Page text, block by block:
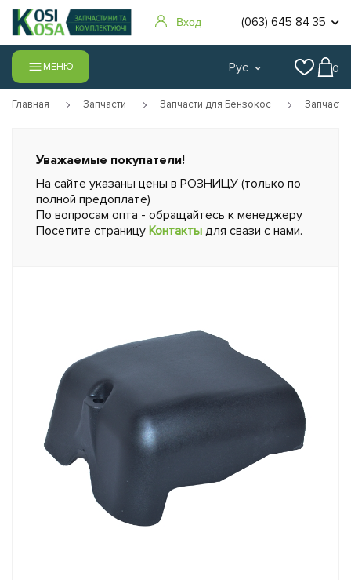
Вход (063) 645 84 35
МЕНЮ Рус 0
Главная Запчасти Запчасти для Бензокос
Уважаемые покупатели!
На сайте указаны цены в РОЗНИЦУ (только по
полной предоплате)
По вопросам опта - обращайтесь к менеджеру
Посетите страницу Контакты для свази с нами.